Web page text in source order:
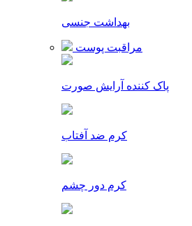
بهداشت جنسی
مراقبت پوست
پاک کننده آرایش صورت
کرم ضد آفتاب
کرم دور چشم